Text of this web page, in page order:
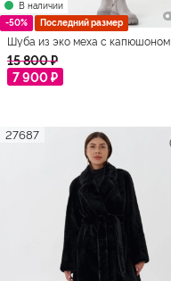
В наличии
-50%
Последний размер
Шуба из эко меха с капюшоном
15 800 ₽
7 900 ₽
27687